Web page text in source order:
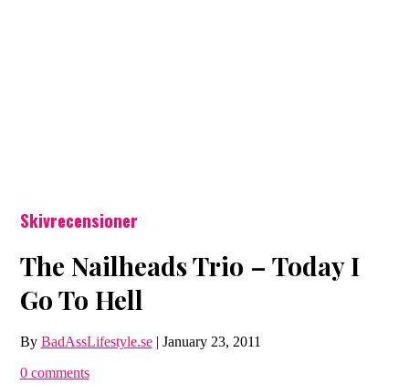
Skivrecensioner
The Nailheads Trio – Today I
Go To Hell
By BadAssLifestyle.se| January 23, 2011
0 comments